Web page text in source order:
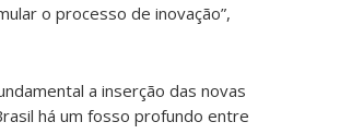
o processo de inovação”,
a inserção das novas
há um fosso profundo entre